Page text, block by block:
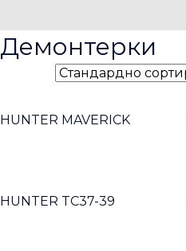
Демонтерки
HUNTER MAVERICK
HUNTER TC37-39